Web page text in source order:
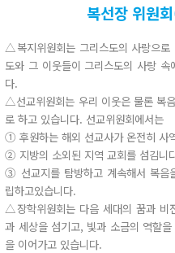
복선장 위원
△복지위원회는 그리스도의 사랑으
도와 그 이웃들이 그리스도의 사랑
다.
△선교위원회는 우리 이웃은 물론 복
로 하고 있습니다. 선교위원회에서는
① 후원하는 해외 선교사가 온전히 사
② 지방의 소외된 지역 교회를 섬김니
③ 선교지를 탐방하고 계속해서 복음
립하고있습니다.
△장학위원회는 다음 세대의 꿈과 비
과 세상을 섬기고, 빛과 소금의 역할
을 이어가고 있습니다.